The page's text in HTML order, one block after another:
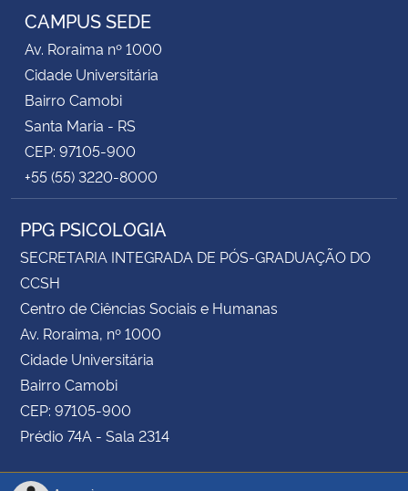
CAMPUS SEDE
Av. Roraima nº 1000
Cidade Universitária
Bairro Camobi
Santa Maria - RS
CEP: 97105-900
+55 (55) 3220-8000
PPG PSICOLOGIA
SECRETARIA INTEGRADA DE PÓS-GRADUAÇÃO DO
CCSH
Centro de Ciências Sociais e Humanas
Av. Roraima, nº 1000
Cidade Universitária
Bairro Camobi
CEP: 97105-900
Prédio 74A - Sala 2314